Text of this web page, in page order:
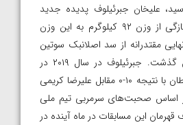
علیخان جبرئیلوف پدیده جدید
کشتی روسیه که به تازگی از وزن ۹۲ کیلوگرم به این وزن
مقتدرانه از سد اصلانبک سوتین
نایب قهرمان سال قبل گذشت. جبرئیلوف در سال ۲۰۱۹ در
مسابقات جهانی نورسلطان با نتیجه ۱۰-۰ مقابل علیرضا کریمی
اساس صحبت‌های سرمربی تیم ملی
این مسابقات در ماه آینده در